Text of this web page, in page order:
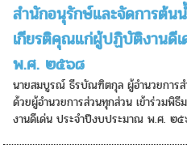
สำนักอนุรักษ์และจัดการต้น
เกียรติคุณแก่ผู้ปฏิบัติงานดี
พ.ศ. ๒๕๖๘
นายสมบูรณ์ ธีรบัณฑิตกุล ผู้อำนวยการ
ด้วยผู้อำนวยการส่วนทุกส่วน เข้าร่วมพิ
งานดีเด่น ประจำปีงบประมาณ พ.ศ. ๒๕